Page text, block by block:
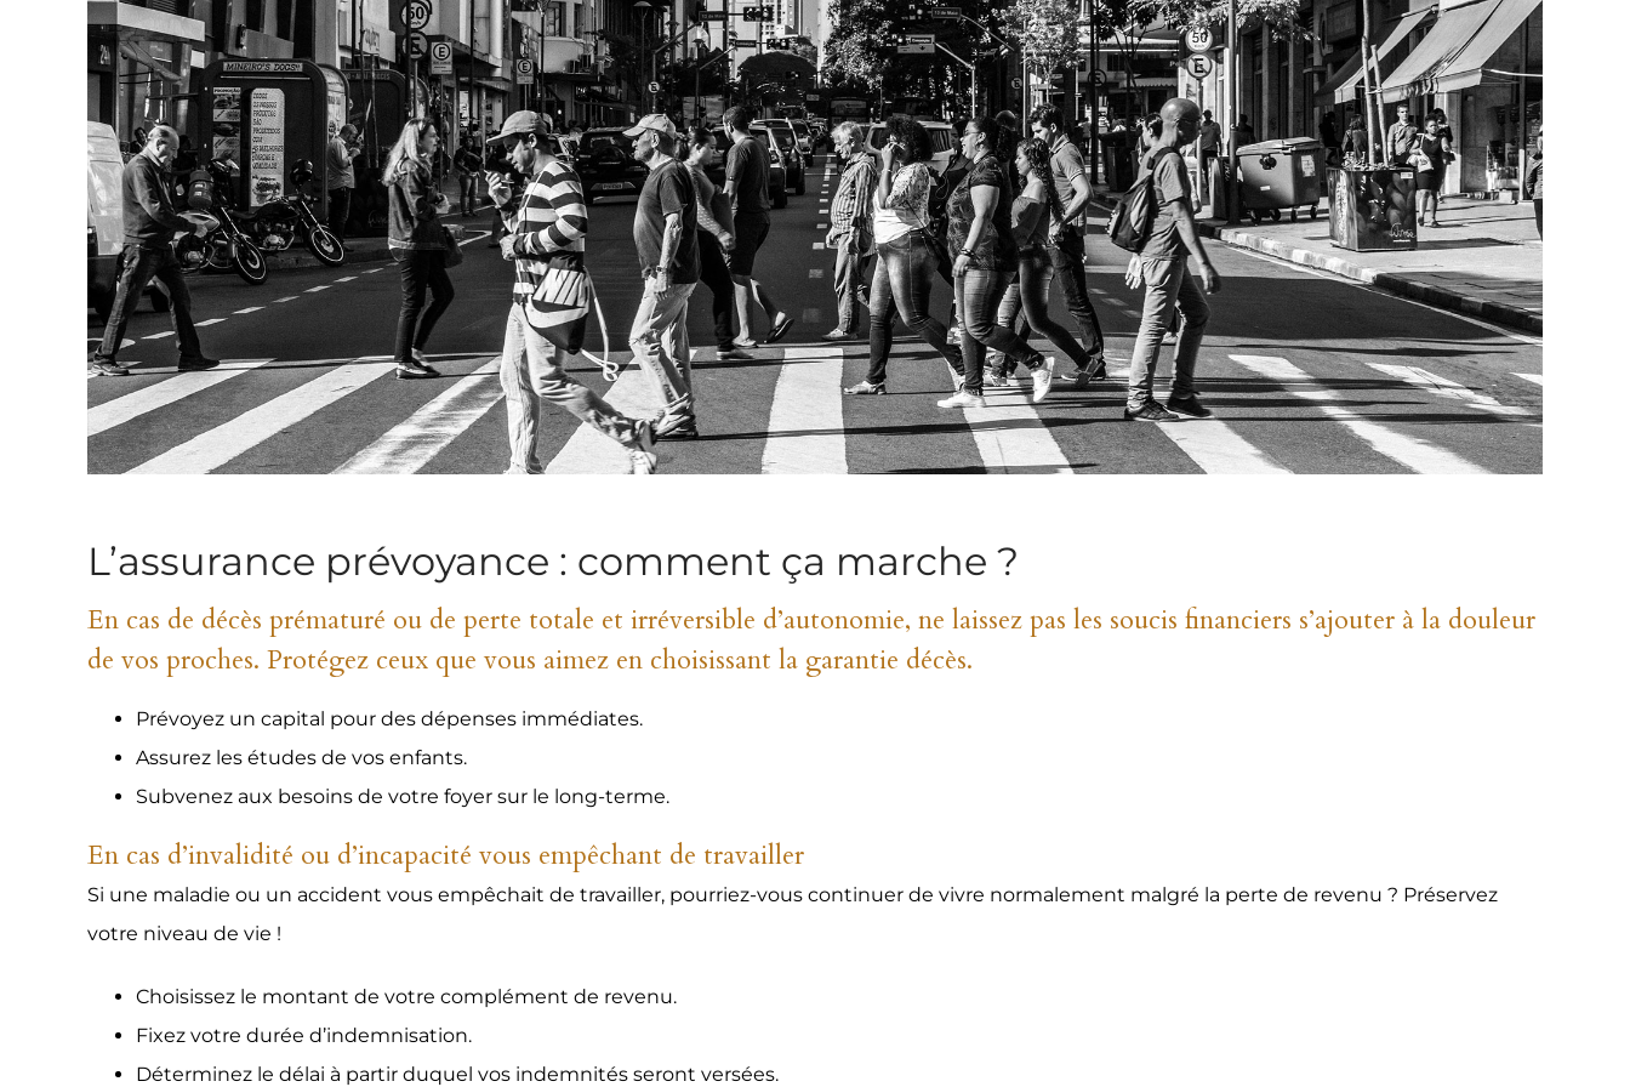
L’assurance prévoyance : comment ça marche ?
En cas de décès prématuré ou de perte totale et irréversible d’autonomie, ne laissez pas les soucis financiers s’ajouter à la douleur
de vos proches. Protégez ceux que vous aimez en choisissant la garantie décès.
Prévoyez un capital pour des dépenses immédiates.
Assurez les études de vos enfants.
Subvenez aux besoins de votre foyer sur le long-terme.
En cas d’invalidité ou d’incapacité vous empêchant de travailler
Si une maladie ou un accident vous empêchait de travailler, pourriez-vous continuer de vivre normalement malgré la perte de revenu ? Préservez
votre niveau de vie !
Choisissez le montant de votre complément de revenu.
Fixez votre durée d’indemnisation.
Déterminez le délai à partir duquel vos indemnités seront versées.